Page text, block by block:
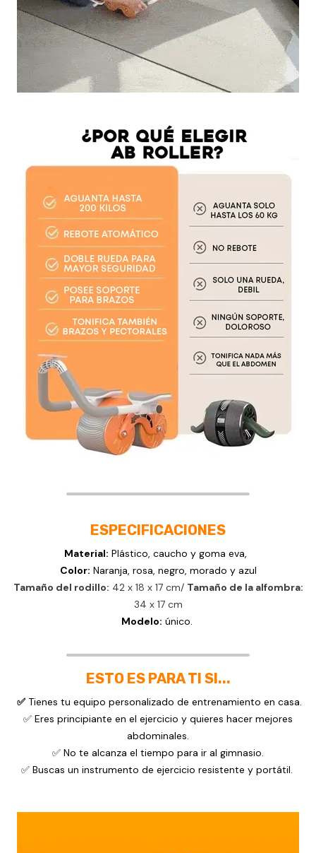
ESPECIFICACIONES
Material: Plástico, caucho y goma eva,
Color: Naranja, rosa, negro, morado y azul
Tamaño del rodillo: 42 x 18 x 17 cm/ Tamaño de la alfombra:
34 x 17 cm
Modelo: único.
ESTO ES PARA TI SI...
✅Tienes tu equipo personalizado de entrenamiento en casa.
✅ Eres principiante en el ejercicio y quieres hacer mejores
abdominales.
✅ No te alcanza el tiempo para ir al gimnasio.
✅ Buscas un instrumento de ejercicio resistente y portátil.